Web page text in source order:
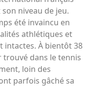
niveau de jeu.
été invaincu en
athlétiques et
intactes. À bientôt 38
trouvé dans le tennis
loin des
parfois gâché sa